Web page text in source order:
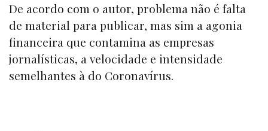
De acordo com o autor, problema não é falta
de material para publicar, mas sim a agonia
financeira que contamina as empresas
jornalísticas, a velocidade e intensidade
semelhantes à do Coronavírus.